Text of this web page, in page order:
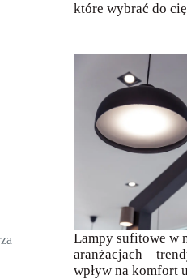
które wybrać do
Lampy sufitowe w
aranżacjach –
wpływ na komfort